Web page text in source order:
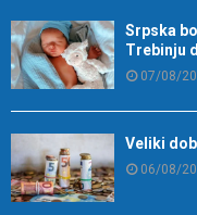
Srpska
Trebinju
07/08/
Veliki
06/08/